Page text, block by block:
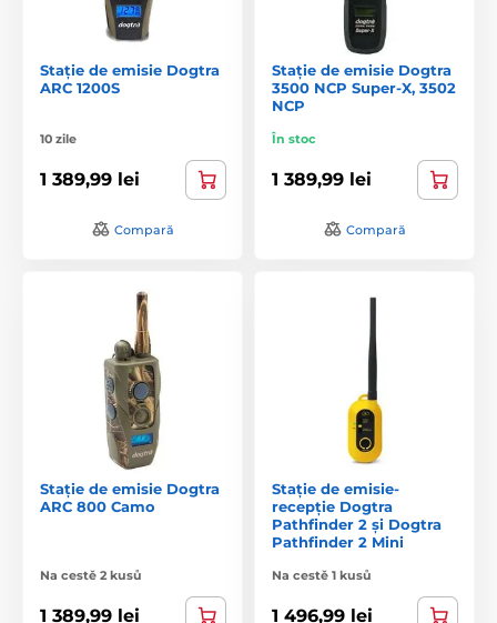
Stație de emisie Dogtra
ARC 1200S
10 zile
1 389,99 lei
Compară
Stație de emisie Dogtra
3500 NCP Super-X, 3502
NCP
În stoc
1 389,99 lei
Compară
Stație de emisie Dogtra
ARC 800 Camo
Na cestě 2 kusů
1 389,99 lei
Stație de emisie-
recepție Dogtra
Pathfinder 2 și Dogtra
Pathfinder 2 Mini
Na cestě 1 kusů
1 496,99 lei